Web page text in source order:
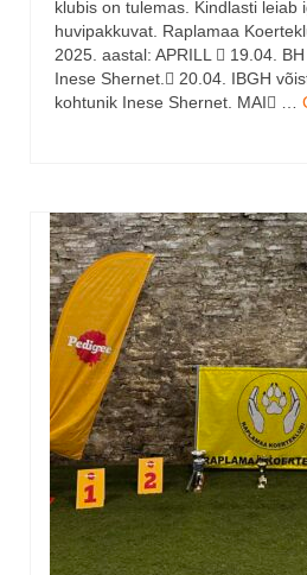
klubis on tulemas. Kindlasti leiab
huvipakkuvat. Raplamaa
2025. aastal: APRILL  19.04.
Inese Shernet. 20.04. IBGH
kohtunik Inese Shernet. MAI …